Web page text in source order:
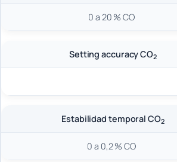
0 a 20 % CO
Setting accuracy CO2
Estabilidad temporal CO2
0 a 0,2 % CO